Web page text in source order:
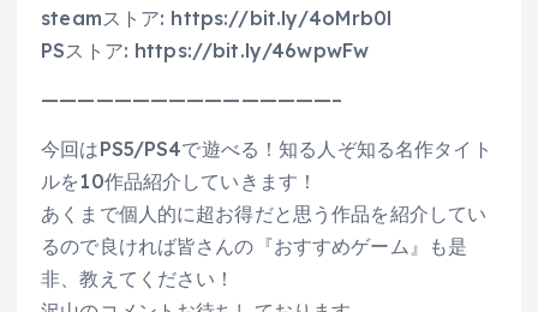
steamストア: https://bit.ly/4oMrb0l
PSストア: https://bit.ly/46wpwFw
————————————————–
今回はPS5/PS4で遊べる！知る人ぞ知る名作タイト
ルを10作品紹介していきます！
あくまで個人的に超お得だと思う作品を紹介してい
るので良ければ皆さんの『おすすめゲーム』も是
非、教えてください！